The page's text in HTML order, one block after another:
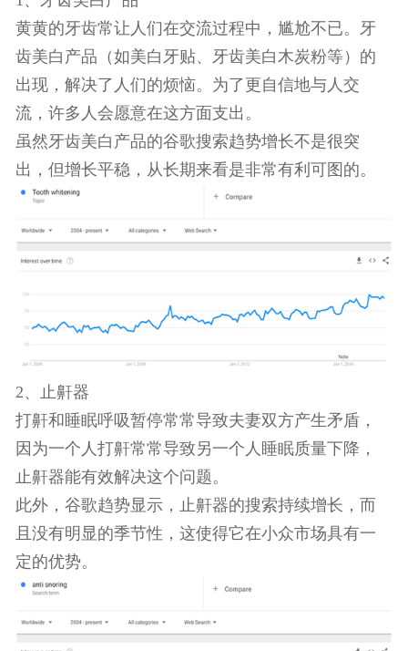
去几个月达到了最高水平，这证明硅胶模具是烘焙
市场中的常绿产品。
八、健康保健趋势产品
1、牙齿美白产品
黄黄的牙齿常让人们在交流过程中，尴尬不已。牙
齿美白产品（如美白牙贴、牙齿美白木炭粉等）的
出现，解决了人们的烦恼。为了更自信地与人交
流，许多人会愿意在这方面支出。
虽然牙齿美白产品的谷歌搜索趋势增长不是很突
出，但增长平稳，从长期来看是非常有利可图的。